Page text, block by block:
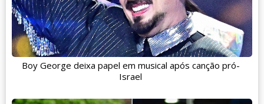
Boy George deixa papel em musical após canção pró-
Israel